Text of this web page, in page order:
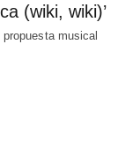
(wiki, wiki)’
musical